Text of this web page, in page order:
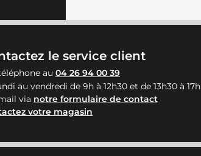
le service client
au 04 26 94 00 39
au vendredi de 9h à 12h30 et de 13h30 à 17h
via notre formulaire de contact
votre magasin